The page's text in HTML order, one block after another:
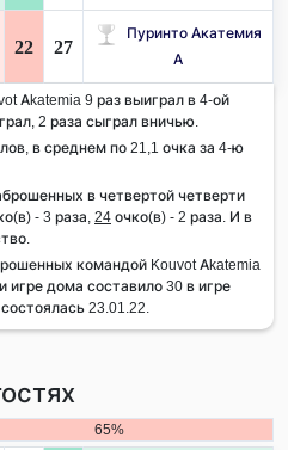
22 27
Пуринто Акатемия
А
Akatemia 9 раз выиграл в 4-ой
2 раза сыграл вничью.
в среднем по 21,1 очка за 4-ю
в четвертой четверти
- 3 раза, 24 очко(в) - 2 раза. И в
командой Kouvot Akatemia
игре дома составило 30 в игре
23.01.22.
65%